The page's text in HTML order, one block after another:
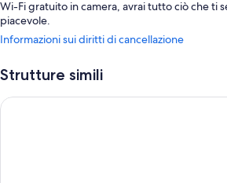
Wi-Fi gratuito in camera, avrai tutto ciò che ti
piacevole.
Troverai anche servizi come:
Un parcheggio non assistito gratuito
Informazioni sui diritti di cancellazione
Strutture simili
Agriturismo Borgo Imperiale